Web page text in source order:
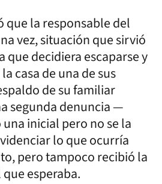
que la responsable del
vez, situación que sirvió
que decidiera escaparse y
casa de una de sus
de su familiar
segunda denuncia —
inicial pero no se la
lo que ocurría
pero tampoco recibió la
esperaba.